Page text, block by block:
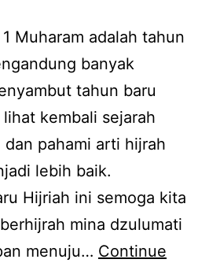
Muharam adalah tahun
banyak
tahun baru
kembali sejarah
pahami arti hijrah
lebih baik.
Hijriah ini semoga kita
mina dzulumati
menuju… Continue